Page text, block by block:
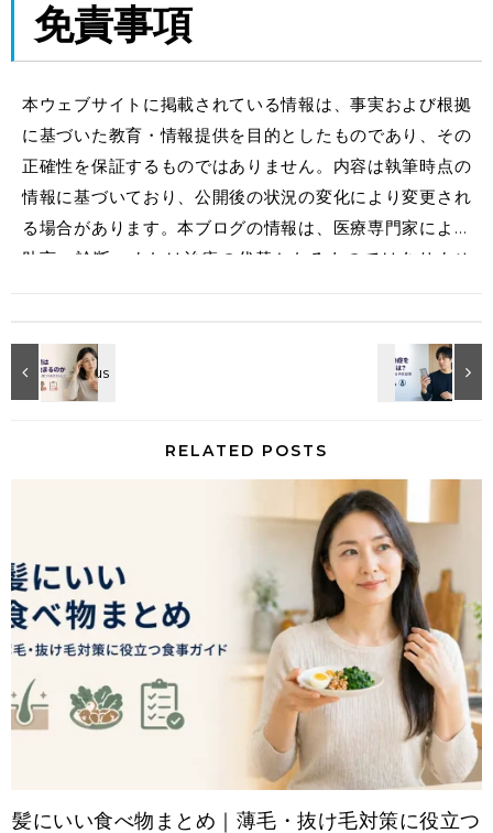
免責事項
本ウェブサイトに掲載されている情報は、事実および根拠
に基づいた教育・情報提供を目的としたものであり、その
正確性を保証するものではありません。内容は執筆時点の
情報に基づいており、公開後の状況の変化により変更され
る場合があります。本ブログの情報は、医療専門家による
助言、診断、または治療の代替となるものではありませ
ついても、当サイトは一切の責任を負いかねます。
RELATED POSTS
髪にいい食べ物まとめ｜薄毛・抜け毛対策に役立つ